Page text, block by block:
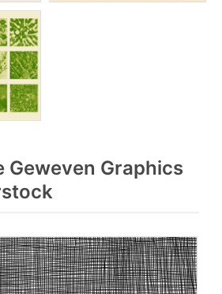
Geweven Graphics